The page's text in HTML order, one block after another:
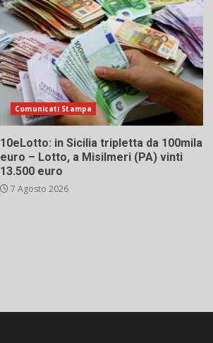
Comunicati Stampa
10eLotto: in Sicilia tripletta da 100mila
euro – Lotto, a Misilmeri (PA) vinti
13.500 euro
7 Agosto 2026